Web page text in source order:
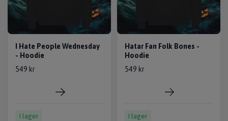
I Hate People Wednesday
- Hoodie
549 kr
I lager
Hatar Fan Folk Bones -
Hoodie
549 kr
I lager